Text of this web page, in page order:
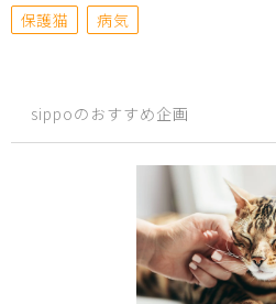
保護猫 病気
sippoのおすすめ企画